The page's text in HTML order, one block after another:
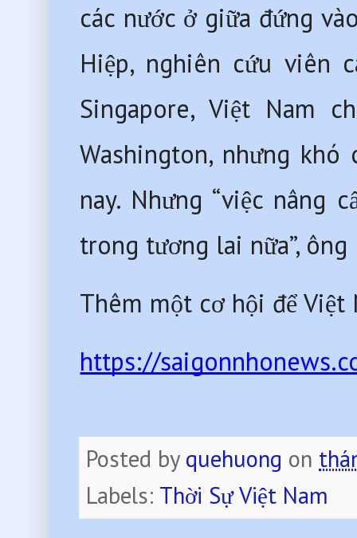
các nước ở giữa đứng
Hiệp, nghiên cứu viên
Singapore, Việt Nam
Washington, nhưng
nay. Nhưng “việc nâng
trong tương lai nữa”,
Thêm một cơ hội để
https://
Posted by quehuong on
Labels: Thời Sự Việt Nam